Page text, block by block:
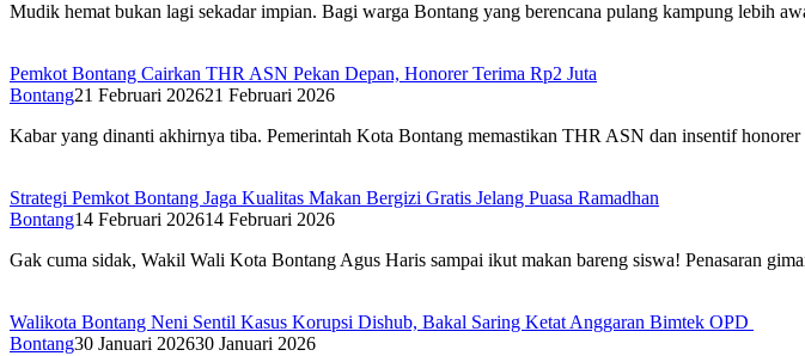
Mudik hemat bukan lagi sekadar impian. Bagi warga Bontang yang berencana pulang kampung lebih
Pemkot Bontang Cairkan THR ASN Pekan Depan, Honorer Terima Rp2 Juta
Bontang21 Februari 202621 Februari 2026
Kabar yang dinanti akhirnya tiba. Pemerintah Kota Bontang memastikan THR ASN dan insentif
Strategi Pemkot Bontang Jaga Kualitas Makan Bergizi Gratis Jelang Puasa Ramadhan
Bontang14 Februari 202614 Februari 2026
Gak cuma sidak, Wakil Wali Kota Bontang Agus Haris sampai ikut makan bareng siswa! Penasaran
Walikota Bontang Neni Sentil Kasus Korupsi Dishub, Bakal Saring Ketat Anggaran Bimtek OPD
Bontang30 Januari 202630 Januari 2026